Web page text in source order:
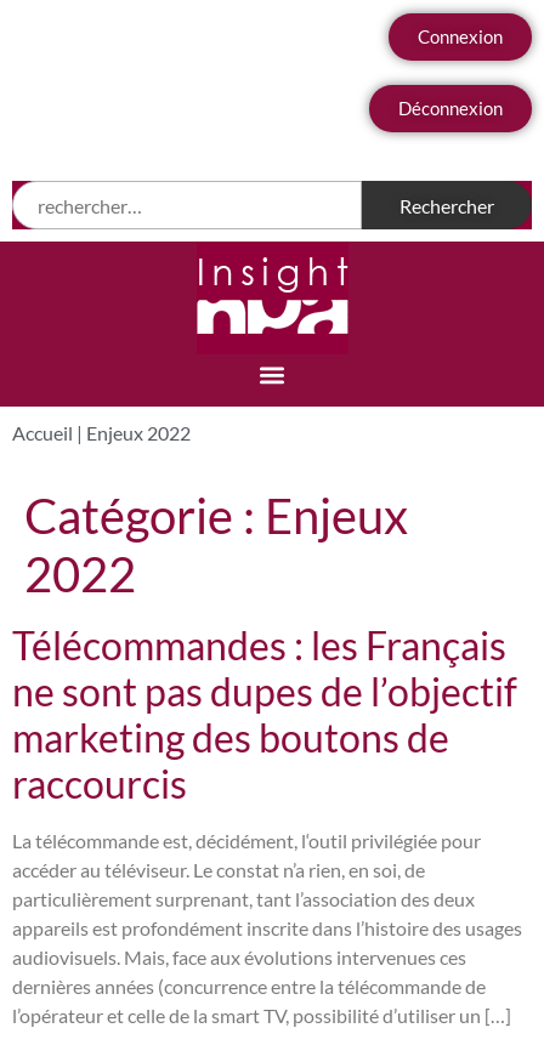
Connexion
Déconnexion
Accueil | Enjeux 2022
Catégorie : Enjeux
2022
Télécommandes : les Français
ne sont pas dupes de l’objectif
marketing des boutons de
raccourcis
La télécommande est, décidément, l‘outil privilégiée pour
accéder au téléviseur. Le constat n’a rien, en soi, de
particulièrement surprenant, tant l’association des deux
appareils est profondément inscrite dans l’histoire des usages
audiovisuels. Mais, face aux évolutions intervenues ces
dernières années (concurrence entre la télécommande de
l’opérateur et celle de la smart TV, possibilité d’utiliser un […]